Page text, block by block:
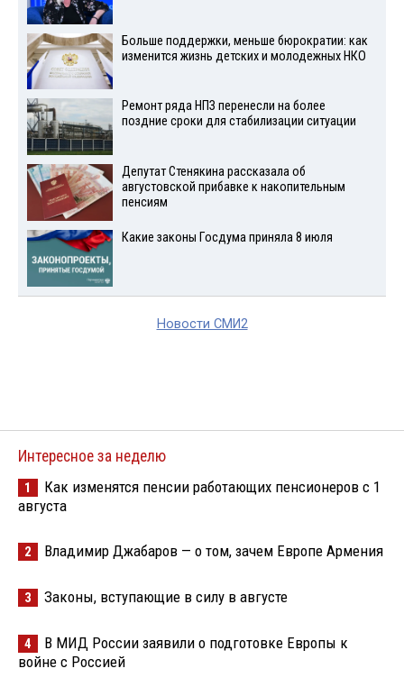
Больше поддержки, меньше бюрократии: как
изменится жизнь детских и молодежных НКО
Ремонт ряда НПЗ перенесли на более
поздние сроки для стабилизации ситуации
Депутат Стенякина рассказала об
августовской прибавке к накопительным
пенсиям
Какие законы Госдума приняла 8 июля
Новости СМИ2
Интересное за неделю
1
Как изменятся пенсии работающих пенсионеров с 1
августа
2 Владимир Джабаров — о том, зачем Европе Армения
3 Законы, вступающие в силу в августе
4
В МИД России заявили о подготовке Европы к
войне с Россией